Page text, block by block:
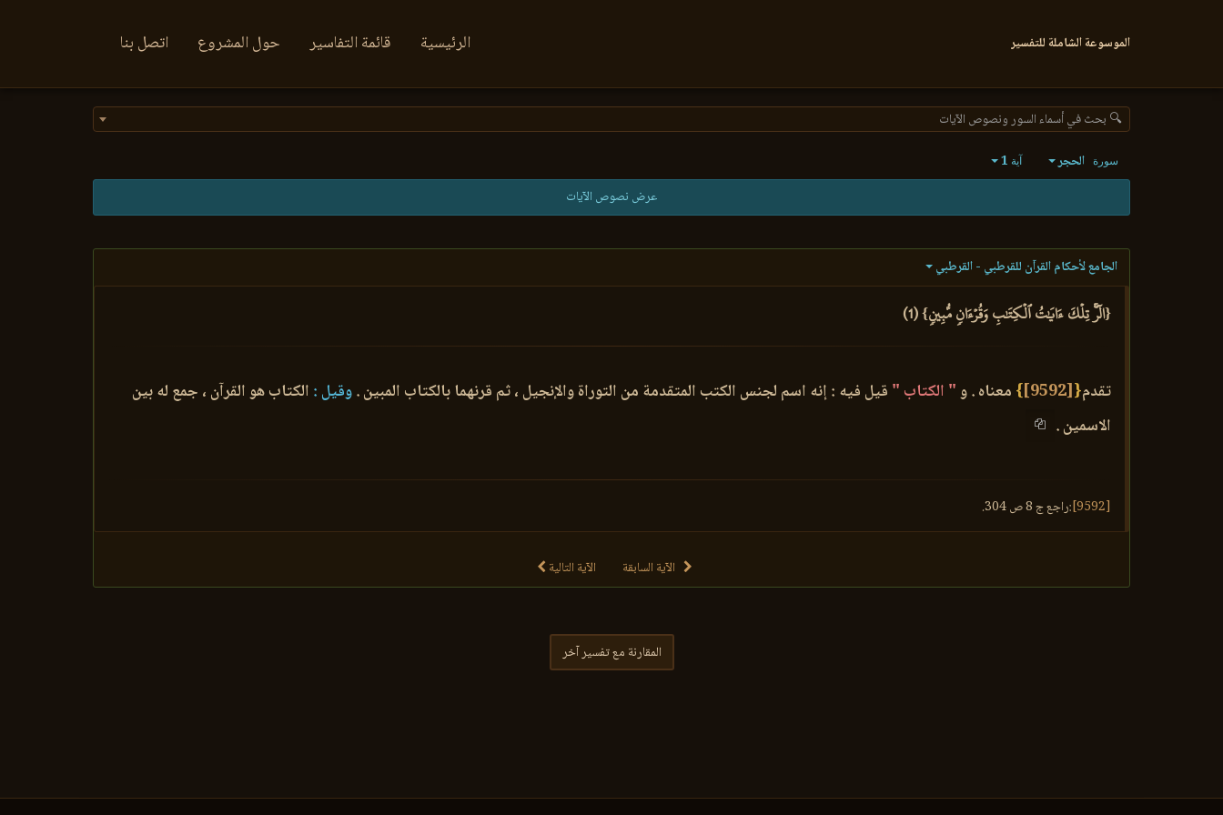
الموسوعة الشاملة للتفسير الرئيسية قائمة التفاسير حول المشروع اتصل بنا
🔍 بحث في أسماء السور ونصوص الآيات
سورة الحجر آية 1
عرض نصوص الآيات
الجامع لأحكام القرآن للقرطبي - القرطبي
{الٓرۚ تِلۡكَ ءَايَٰتُ ٱلۡكِتَٰبِ وَقُرۡءَانٖ مُّبِينٖ} (1)
تقدم{
[9592]
} معناه . و" الكتاب " قيل فيه : إنه اسم لجنس الكتب المتقدمة من التوراة والإنجيل ، ثم قرنهما بالكتاب المبين .وقيل : الكتاب هو القرآن ، جمع له بين
الاسمين .
[9592] :راجع ج 8 ص 304.
الآية السابقة الآية التالية
المقارنة مع تفسير آخر